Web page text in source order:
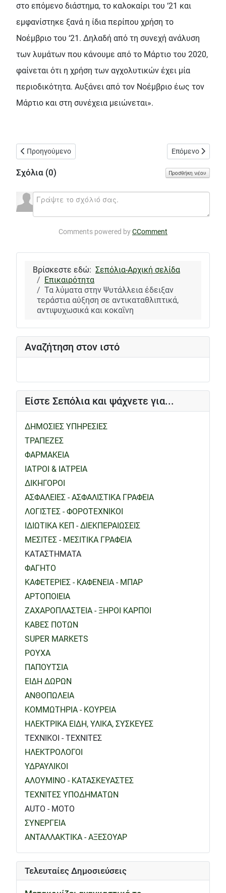
Αναζήτηση στον ιστό
Είστε Σεπόλια και ψάχνετε για...
ΔΗΜΟΣΙΕΣ ΥΠΗΡΕΣΙΕΣ
ΤΡΑΠΕΖΕΣ
ΦΑΡΜΑΚΕΙΑ
ΙΑΤΡΟΙ & ΙΑΤΡΕΙΑ
ΔΙΚΗΓΟΡΟΙ
ΑΣΦΑΛΕΙΕΣ - ΑΣΦΑΛΙΣΤΙΚΑ ΓΡΑΦΕΙΑ
ΛΟΓΙΣΤΕΣ - ΦΟΡΟΤΕΧΝΙΚΟΙ
ΙΔΙΩΤΙΚΑ ΚΕΠ - ΔΙΕΚΠΕΡΑΙΩΣΕΙΣ
ΜΕΣΙΤΕΣ - ΜΕΣΙΤΙΚΑ ΓΡΑΦΕΙΑ
ΚΑΤΑΣΤΗΜΑΤΑ
ΦΑΓΗΤΟ
ΚΑΦΕΤΕΡΙΕΣ - ΚΑΦΕΝΕΙΑ - ΜΠΑΡ
ΑΡΤΟΠΟΙΕΙΑ
ΖΑΧΑΡΟΠΛΑΣΤΕΙΑ - ΞΗΡΟΙ ΚΑΡΠΟΙ
ΚΑΒΕΣ ΠΟΤΩΝ
SUPER MARKETS
ΡΟΥΧΑ
ΠΑΠΟΥΤΣΙΑ
ΕΙΔΗ ΔΩΡΩΝ
ΑΝΘΟΠΩΛΕΙΑ
ΚΟΜΜΩΤΗΡΙΑ - ΚΟΥΡΕΙΑ
ΗΛΕΚΤΡΙΚΑ ΕΙΔΗ, ΥΛΙΚΑ, ΣΥΣΚΕΥΕΣ
ΤΕΧΝΙΚΟΙ - ΤΕΧΝΙΤΕΣ
ΗΛΕΚΤΡΟΛΟΓΟΙ
ΥΔΡΑΥΛΙΚΟΙ
ΑΛΟΥΜΙΝΟ - ΚΑΤΑΣΚΕΥΑΣΤΕΣ
ΤΕΧΝΙΤΕΣ ΥΠΟΔΗΜΑΤΩΝ
AUTO - MOTO
ΣΥΝΕΡΓΕΙΑ
ΑΝΤΑΛΛΑΚΤΙΚΑ - ΑΞΕΣΟΥΑΡ
Τελευταίες Δημοσιεύσεις
στο επόμενο διάστημα, το καλοκαίρι του ‘21 και
εμφανίστηκε ξανά η ίδια περίπου χρήση το
Νοέμβριο του ‘21. Δηλαδή από τη συνεχή ανάλυση
των λυμάτων που κάνουμε από το Μάρτιο του 2020,
φαίνεται ότι η χρήση των αγχολυτικών έχει μία
περιοδικότητα. Αυξάνει από τον Νοέμβριο έως τον
Μάρτιο και στη συνέχεια μειώνεται».
Προηγούμενο άρθρο: Απαράδεκτη δήλωση του κυβερνητικού
Προηγούμενο Επόμενο άρθρο:
Επόμενο
Σχόλια (0) Προσθήκη νέου
Comments powered byCComment
Βρίσκεστε εδώ: Σεπόλια-Αρχική σελίδα
Επικαιρότητα
Τα λύματα στην Ψυτάλλεια έδειξαν
τεράστια αύξηση σε αντικαταθλιπτικά,
αντιψυχωσικά και κοκαΐνη